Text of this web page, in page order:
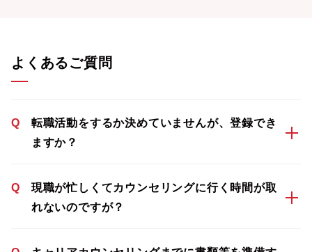
よくあるご質問
Q
転職活動をするか決めていませんが、登録でき
ますか？
Q
現職が忙しくてカウンセリングに行く時間が取
れないのですが？